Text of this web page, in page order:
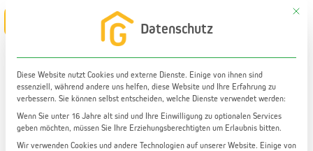
Zum
Inhalt
Wohnung kaufen
Wunderschönes Penthouse mit 2 Zimmern in Top-
Lage in Graz Mariatrost | 60 m² | Terrasse
Mit
Datenschutz
Diese Website nutzt Cookies und externe Dienste. Einige von ihnen sind
essenziell, während andere uns helfen, diese Website und Ihre Erfahrung zu
verbessern. Sie können selbst entscheiden, welche Dienste verwendet werden:
Wenn Sie unter 16 Jahre alt sind und Ihre Einwilligung zu optionalen Services
geben möchten, müssen Sie Ihre Erziehungsberechtigten um Erlaubnis bitten.
Wir verwenden Cookies und andere Technologien auf unserer Website. Einige von